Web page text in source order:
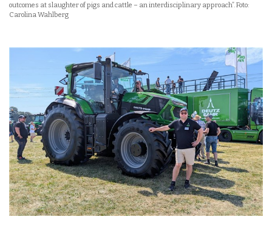
outcomes at slaughter of pigs and cattle – an interdisciplinary approach”. Foto:
Carolina Wahlberg